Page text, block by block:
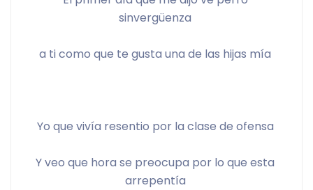
sinvergüenza
a ti como que te gusta una de las hijas mía
Yo que vivía resentio por la clase de ofensa
Y veo que hora se preocupa por lo que esta
arrepentía